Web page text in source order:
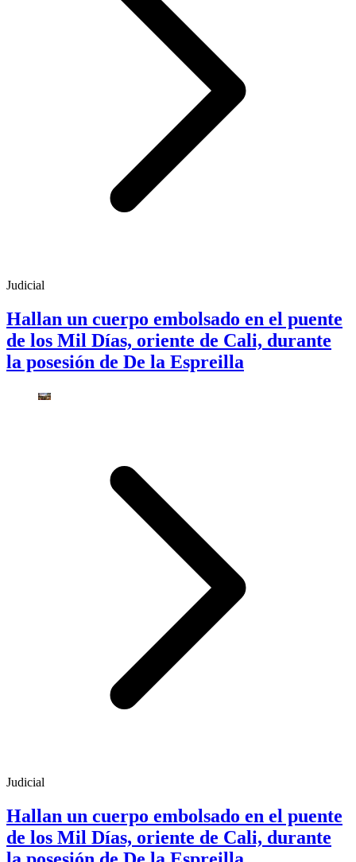
Judicial
Hallan un cuerpo embolsado en el puente
de los Mil Días, oriente de Cali, durante
la posesión de De la Espreilla
Judicial
Hallan un cuerpo embolsado en el puente
de los Mil Días, oriente de Cali, durante